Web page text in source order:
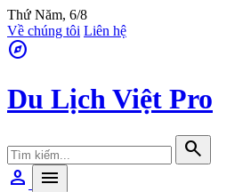
Thứ Năm, 6/8
Về chúng tôi Liên hệ
explore
Du Lịch Việt Pro
search
person
menu